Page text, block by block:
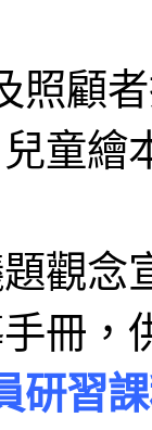
照顧
童
觀念
冊，
研習